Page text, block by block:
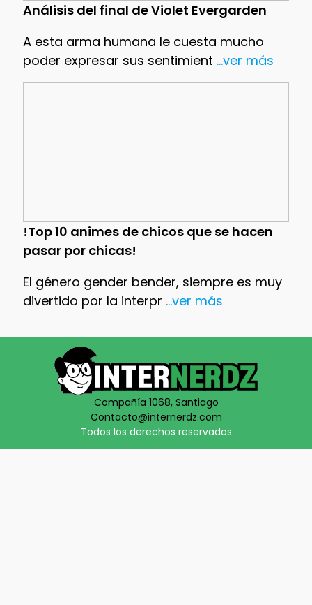
Análisis del final de Violet Evergarden
A esta arma humana le cuesta mucho
poder expresar sus sentimient ...ver más
!Top 10 animes de chicos que se hacen
pasar por chicas!
El género gender bender, siempre es muy
divertido por la interpr ...ver más
Compañía 1068, Santiago
Contacto@internerdz.com
Todos los derechos reservados